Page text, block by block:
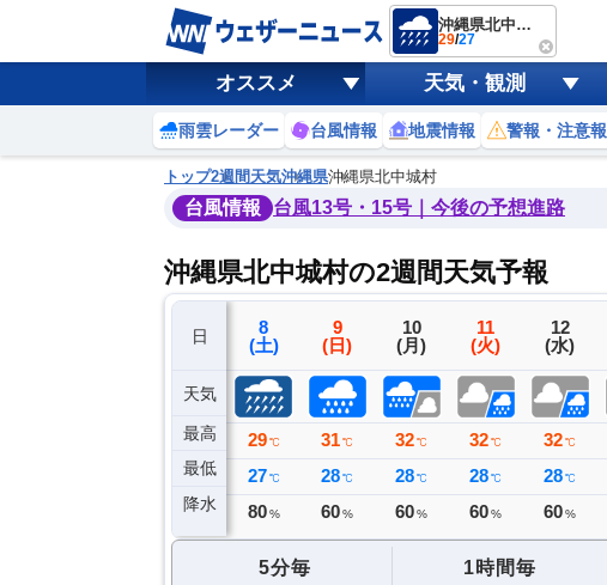
沖縄県北中城村
29/27
オススメ 天気・観測
雨雲レーダー 台風情報 地震情報 警報・注意報
トップ2週間天気沖縄県沖縄県北中城村
台風情報 台風13号・15号｜今後の予想進路
沖縄県北中城村の2週間天気予報
日
天気
最高
最低
降水
7
(金)
28℃
26℃
63 ミリ
8
(土)
29 ℃
27 ℃
80 %
9
(日)
31 ℃
28 ℃
60 %
10
(月)
32 ℃
28 ℃
60 %
11
(火)
32 ℃
28 ℃
60 %
12
(水)
32℃
28℃
60%
5分毎 1時間毎